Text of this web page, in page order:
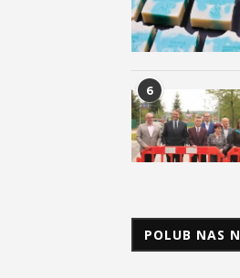
6
POLUB NAS